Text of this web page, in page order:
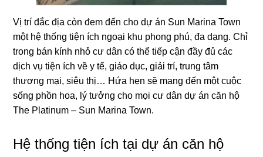
Vị trí đắc địa còn đem đến cho dự án Sun Marina Town
một hệ thống tiện ích ngoại khu phong phú, đa dạng. Chỉ
trong bán kính nhỏ cư dân có thể tiếp cận đầy đủ các
dịch vụ tiện ích về y tế, giáo dục, giải trí, trung tâm
thương mại, siêu thị… Hứa hẹn sẽ mang đến một cuộc
sống phồn hoa, lý tưởng cho mọi cư dân dự án căn hộ
The Platinum – Sun Marina Town.
Hệ thống tiện ích tại dự án căn hộ